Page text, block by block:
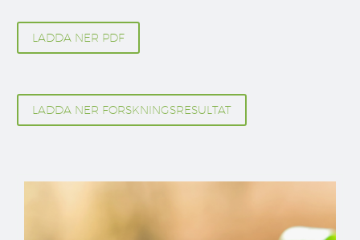
LADDA NER PDF
LADDA NER FORSKNINGSRESULTAT